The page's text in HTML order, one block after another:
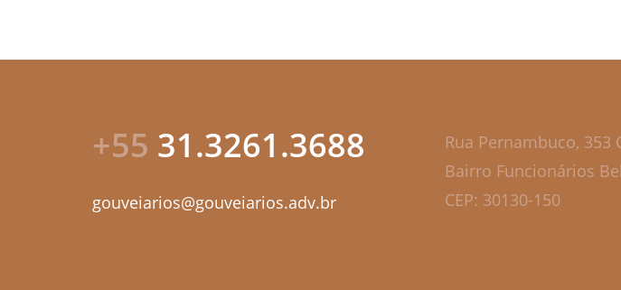
+55 31.3261.3688
gouveiarios@gouveiarios.adv.br
Rua Pernambuco, 353
Bairro Funcionários
CEP: 30130-150